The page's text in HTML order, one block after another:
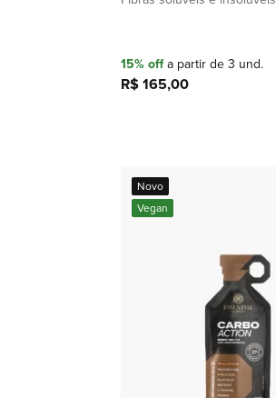
15% offa partir de 3 und.
R$ 165,00
Novo
Vegan